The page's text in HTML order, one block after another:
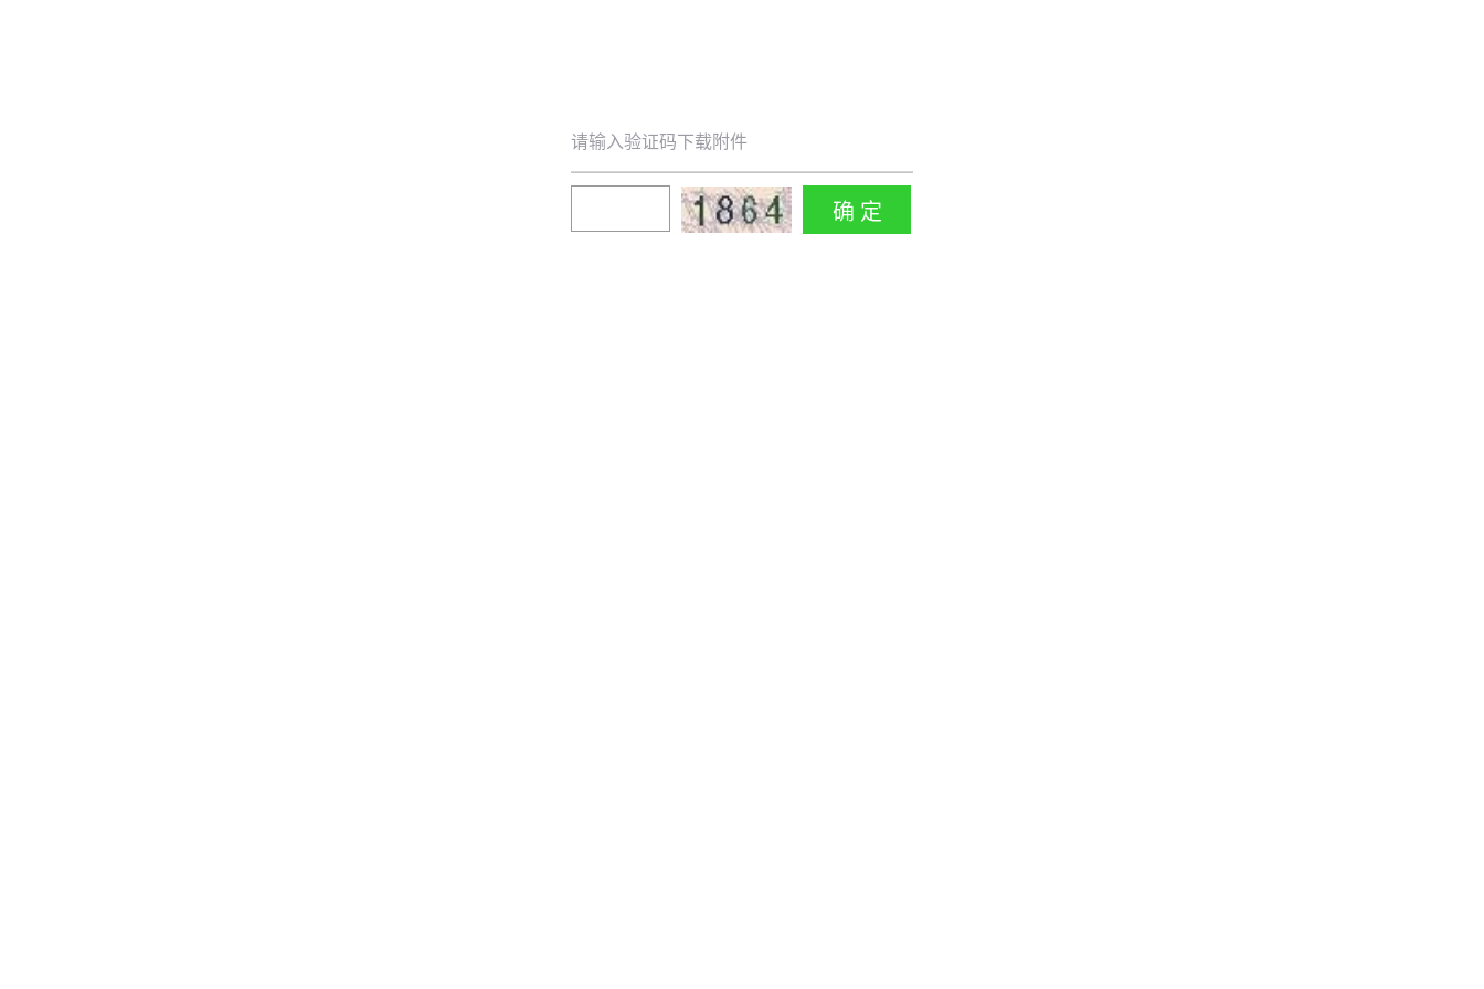
请输入验证码下载附件